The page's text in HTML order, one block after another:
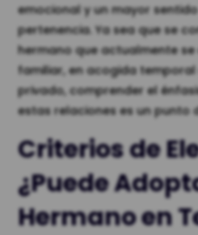
emocional y un mayor
pertenencia. Ya sea que se
hermano que actualmente
familiar, en acogida
privado, comprender el
estas relaciones es un punto
Criterios de
¿Puede
Hermano en